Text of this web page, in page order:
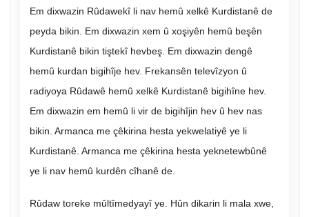
Em dixwazin Rûdawekî li nav hemû xelkê Kurdistanê de
peyda bikin. Em dixwazin xem û xoşiyên hemû beşên
Kurdistanê bikin tiştekî hevbeş. Em dixwazin dengê
hemû kurdan bigihîje hev. Frekansên televîzyon û
radiyoya Rûdawê hemû xelkê Kurdistanê bigihîne hev.
Em dixwazin em hemû li vir de bigihîjin hev û hev nas
bikin. Armanca me çêkirina hesta yekwelatiyê ye li
Kurdistanê. Armanca me çêkirina hesta yeknetewbûnê
ye li nav hemû kurdên cîhanê de.
Rûdaw toreke mûltîmedyayî ye. Hûn dikarin li mala xwe,